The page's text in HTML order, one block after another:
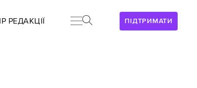
ПІДТРИМАТИ
РЕДАКЦІЇ